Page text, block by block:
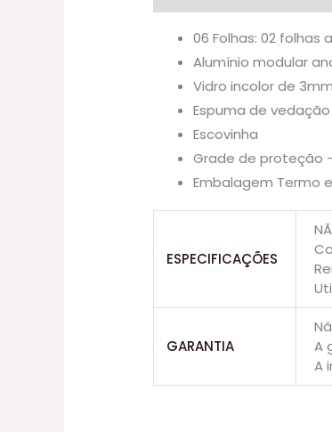
06 Folhas: 02 folhas
Alumínio modular
Vidro incolor de 3mm
Espuma de
Escovinha
Grade de proteção
Embalagem Termo
ESPECIFICAÇÕES
GARANTIA
A
A